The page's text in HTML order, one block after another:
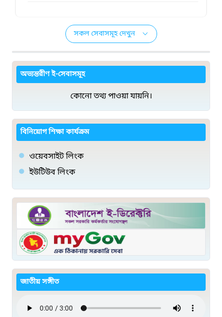
সকল সেবাসমূহ দেখুন
অভ্যন্তরীণ ই-সেবাসমূহ
কোনো তথ্য পাওয়া যায়নি।
বিনিয়োগ শিক্ষা কার্যক্রম
ওয়েবসাইট লিংক
ইউটিউব লিংক
জাতীয় সঙ্গীত